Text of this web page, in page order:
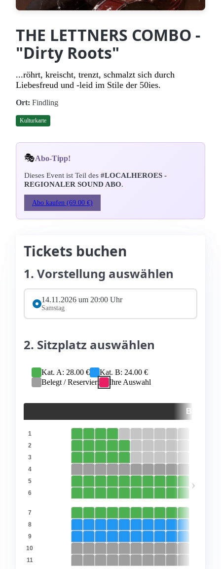
THE LETTNERS COMBO -
"Dirty Roots"
...röhrt, kreischt, trenzt, schmalzt sich durch
Liebesfreud und -leid im Stile der 50ies.
Ort: Findling
Kulturkarte
🎭Abo-Tipp!
Dieses Event ist Teil des #LOCALHEROES -
REGIONALER SOUND ABO.
Abo kaufen (69.00 €)
Tickets buchen
1. Vorstellung auswählen
14.11.2026 um 20:00 Uhr
Samstag
2. Sitzplatz auswählen
Kat. A: 28.00 €
Kat. B: 24.00 €
Belegt / Reserviert
Ihre Auswahl
BÜHNE
1
2
3
4
5
6
7
8
9
10
11
›